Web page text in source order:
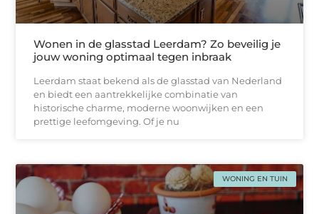
Wonen in de glasstad Leerdam? Zo beveilig je
jouw woning optimaal tegen inbraak
Leerdam staat bekend als de glasstad van Nederland
en biedt een aantrekkelijke combinatie van
historische charme, moderne woonwijken en een
prettige leefomgeving. Of je nu
WONING EN TUIN